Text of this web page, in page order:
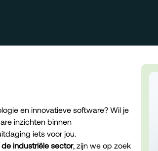
en innovatieve software? Wil je
inzichten binnen
iets voor jou.
industriële sector, zijn we op zoek